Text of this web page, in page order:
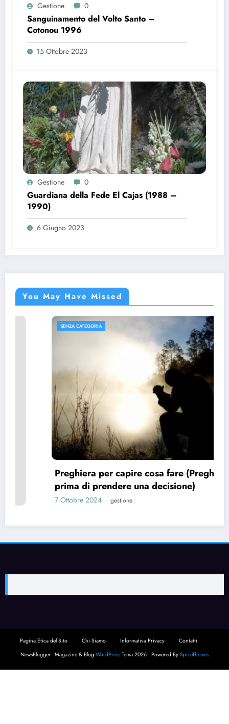
Gestione 0
Sanguinamento del Volto Santo –
Cotonou 1996
15 Ottobre 2023
Gestione 0
Guardiana della Fede El Cajas (1988 –
1990)
6 Giugno 2023
You May Have Missed
SENZA CATEGORIA